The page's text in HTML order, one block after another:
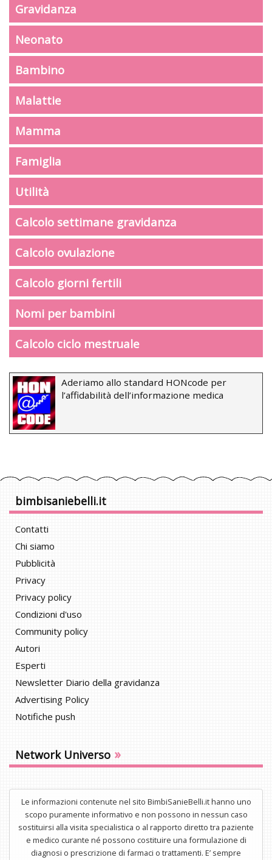
Gravidanza
Neonato
Bambino
Malattie
Mamma
Famiglia
Utilità
Calcolo settimane gravidanza
Calcolo ovulazione
Calcolo giorni fertili
Nomi per bambini
Calcolo ciclo mestruale
Aderiamo allo standard HONcode per
l’affidabilità dell’informazione medica
bimbisaniebelli.it
Contatti
Chi siamo
Pubblicità
Privacy
Privacy policy
Condizioni d'uso
Community policy
Autori
Esperti
Newsletter Diario della gravidanza
Advertising Policy
Notifiche push
Network Universo »
Le informazioni contenute nel sito BimbiSanieBelli.it hanno uno
scopo puramente informativo e non possono in nessun caso
sostituirsi alla visita specialistica o al rapporto diretto tra paziente
e medico curante né possono costituire una formulazione di
diagnosi o prescrizione di farmaci o trattamenti. E’ sempre